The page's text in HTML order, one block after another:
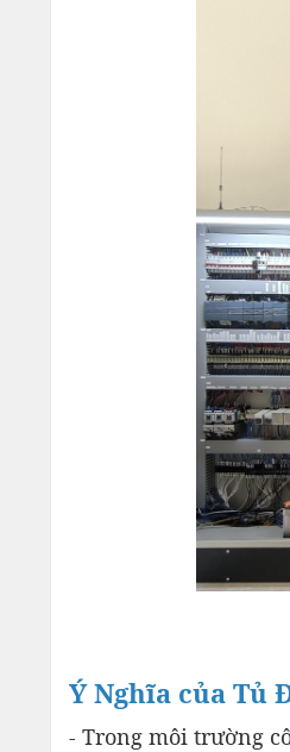
Ý Nghĩa của Tủ
- Trong môi trường